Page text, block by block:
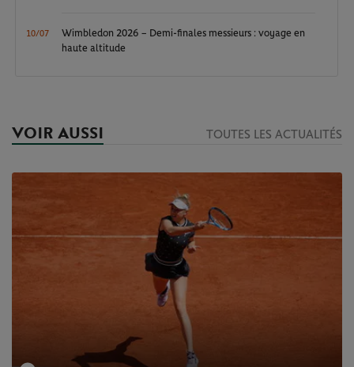
10/07
Wimbledon 2026 – Demi-finales messieurs : voyage en
haute altitude
VOIR AUSSI TOUTES LES ACTUALITÉS